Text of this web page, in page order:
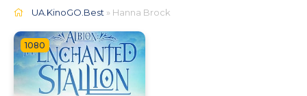
UA.KinoGO.Best » Hanna Brock
1080